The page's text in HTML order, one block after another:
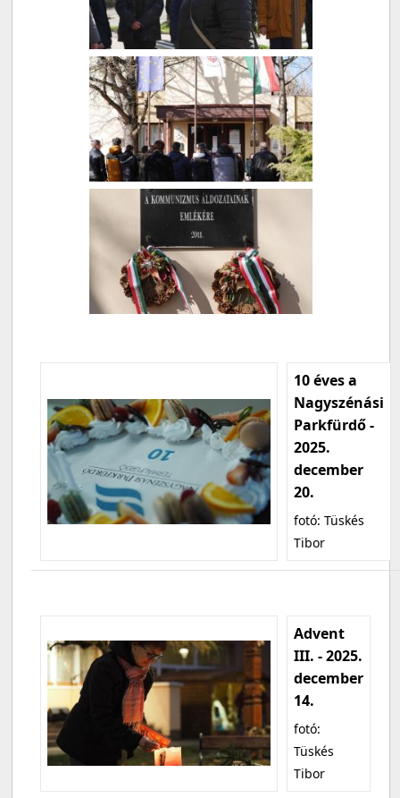
10 éves a
Nagyszénási
Parkfürdő -
2025.
december
20.
fotó: Tüskés
Tibor
Advent
III. - 2025.
december
14.
fotó:
Tüskés
Tibor